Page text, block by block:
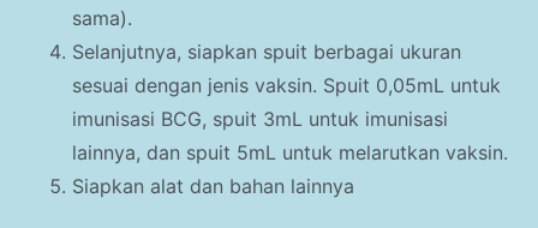
sama).
Selanjutnya, siapkan spuit berbagai ukuran
sesuai dengan jenis vaksin. Spuit 0,05mL untuk
imunisasi BCG, spuit 3mL untuk imunisasi
lainnya, dan spuit 5mL untuk melarutkan vaksin.
Siapkan alat dan bahan lainnya